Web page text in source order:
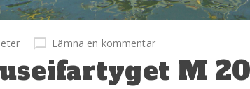
Lämna en kommentar
M